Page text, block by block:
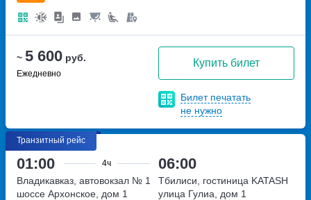
~ 5 600 руб.
Ежедневно
Купить билет
Билет печатать
не нужно
Транзитный рейс
01:00 4ч 06:00
Владикавказ, автовокзал № 1
шоссе Архонское, дом 1
Тбилиси, гостиница KATASH
улица Гулиа, дом 1